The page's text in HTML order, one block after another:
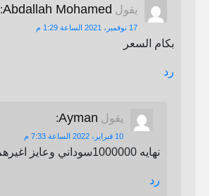
يقول Abdallah Mohamed
:
17 نوفمبر، 2021 الساعة 1:29 م
بكام السعر
رد
يقول Ayman
:
10 فبراير، 2022 الساعة 7:33 م
نهايه 1000000سوداني وعايز اغيرهم
رد